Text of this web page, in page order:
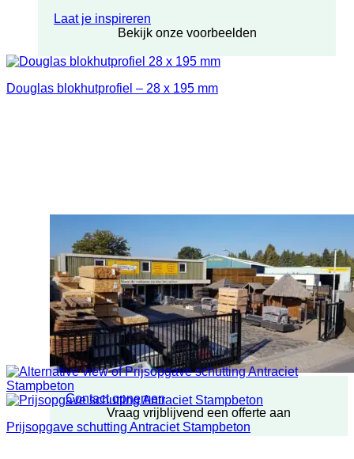
Laat je inspireren
Bekijk onze voorbeelden
Contact opnemen
Vraag vrijblijvend een offerte aan
Douglas blokhutprofiel – 28 x 195 mm
Prijsopgave schutting Antraciet Stampbeton